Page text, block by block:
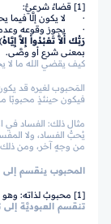
[1] قضاءٌ شرعيٌّ:
· لا يكون إلَّا فيما
· يجوز وقوعه
رَبُّكَ أَلاَّ تَعْبُدُواْ إِلاَّ إِيَّاهُ﴾
بمعنى شرع أو وصَّى.
كيف يقضي الله ما لا
المَحبوب لغيره قد
فيكون حينئذٍ محبوبًا
مثال ذلك: الفساد في
يُحبُّ الفساد، ولا
من وجهٍ آخر، ومن
المحبوب ينقسم
[1] محبوبٌ لذاته: وهو الله.
تنقسم العبوديَّة إلى